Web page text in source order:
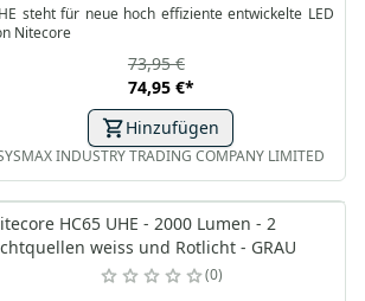
steht für neue hoch effiziente entwickelte LED
Nitecore
74,95 €*
73,95 €
Hinzufügen
INDUSTRY TRADING COMPANY LIMITED
HC65 UHE - 2000 Lumen - 2
weiss und Rotlicht - GRAU
0